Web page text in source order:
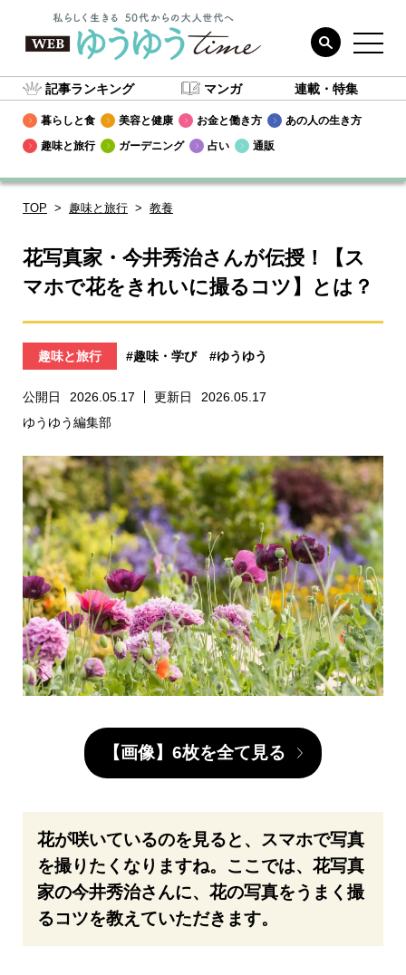
記事ランキング マンガ 連載・特集
暮らしと食 美容と健康 お金と働き方
あの人の生き方
趣味と旅行
ガーデニング 占い 通販
TOP 趣味と旅行 教養
花写真家・今井秀治さんが伝授！【ス
マホで花をきれいに撮るコツ】とは？
趣味と旅行 #趣味・学び #ゆうゆう
公開日 2026.05.17 更新日
2026.05.17
ゆうゆう編集部
【画像】6枚を全て見る
花が咲いているのを見ると、スマホで写真
を撮りたくなりますね。ここでは、花写真
家の今井秀治さんに、花の写真をうまく撮
るコツを教えていただきます。